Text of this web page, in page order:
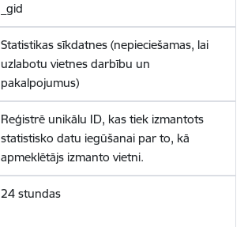
_gid
Statistikas sīkdatnes (nepieciešamas, lai
uzlabotu vietnes darbību un
pakalpojumus)
Reģistrē unikālu ID, kas tiek izmantots
statistisko datu iegūšanai par to, kā
apmeklētājs izmanto vietni.
24 stundas